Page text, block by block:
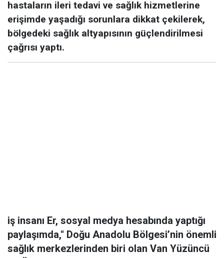
hastaların ileri tedavi ve sağlık hizmetlerine
erişimde yaşadığı sorunlara dikkat çekilerek,
bölgedeki sağlık altyapısının güçlendirilmesi
çağrısı yaptı.
iş insanı Er, sosyal medya hesabında yaptığı
paylaşımda," Doğu Anadolu Bölgesi’nin önemli
sağlık merkezlerinden biri olan Van Yüzüncü